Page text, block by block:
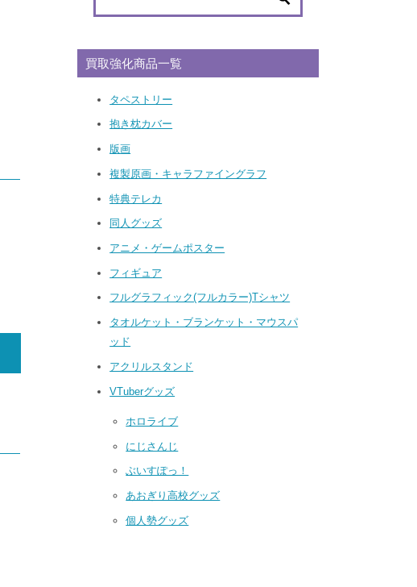
買取強化商品一覧
タペストリー
抱き枕カバー
版画
複製原画・キャラファイングラフ
特典テレカ
同人グッズ
アニメ・ゲームポスター
フィギュア
フルグラフィック(フルカラー)Tシャツ
タオルケット・ブランケット・マウスパ
ッド
アクリルスタンド
VTuberグッズ
ホロライブ
にじさんじ
ぶいすぽっ！
あおぎり高校グッズ
個人勢グッズ